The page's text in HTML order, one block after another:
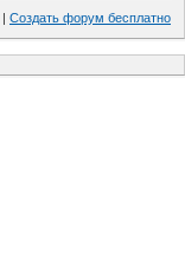
| Создать форум бесплатно